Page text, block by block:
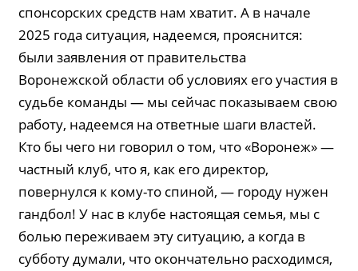
спонсорских средств нам хватит. А в начале
2025 года ситуация, надеемся, прояснится:
были заявления от правительства
Воронежской области об условиях его участия в
судьбе команды — мы сейчас показываем свою
работу, надеемся на ответные шаги властей.
Кто бы чего ни говорил о том, что «Воронеж» —
частный клуб, что я, как его директор,
повернулся к кому-то спиной, — городу нужен
гандбол! У нас в клубе настоящая семья, мы с
болью переживаем эту ситуацию, а когда в
субботу думали, что окончательно расходимся,